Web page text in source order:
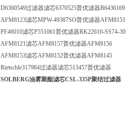
D6360549过滤器滤芯6370525普优滤器B6436169
AFM8123滤芯MPW-49387SO普优滤器AFM8151
PF46010滤芯P551061普优滤器RK22610-SS74-30
AFM8121滤芯AFM8157普优滤器AFM8156
AFM8153滤芯AFM8152普优滤器AFM8145
Rietschle317984过滤器滤芯513457普优滤器
SOLBERG油雾聚酯滤芯CSL-335P聚结过滤器